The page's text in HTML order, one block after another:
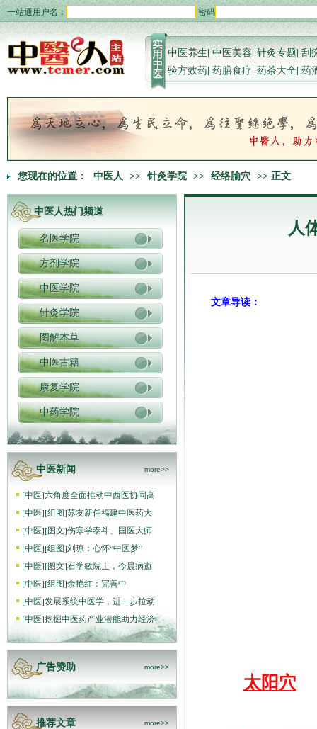
一站通用户名： 密码
中医养生|中医美容|针灸专题|刮
验方效药| 药膳食疗| 药茶大全| 药
您现在的位置： 中医人 >> 针灸学院 >> 经络腧穴 >> 正文
中医人热门频道
名医学院
方剂学院
中医学院
针灸学院
图解本草
中医古籍
康复学院
中药学院
中医新闻 more>>
[中医]六角度全面推动中西医协同高
[中医][组图]苏友新任福建中医药大
[中医][图文]伤寒学泰斗、国医大师
[中医][组图]刘琼：心怀“中医梦”
[中医][图文]石学敏院士，今晨病逝
[中医][组图]​余艳红：完善中
[中医]发展系统中医学，进一步拉动
[中医]挖掘中医药产业潜能助力经济
广告赞助 more>>
推荐文章 more>>
人
文章导读：
太阳穴